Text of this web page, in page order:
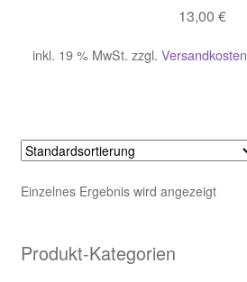
13,00 €
inkl. 19 % MwSt. zzgl. Versandkosten
Einzelnes Ergebnis wird angezeigt
Produkt-Kategorien